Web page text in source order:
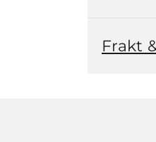
Frakt